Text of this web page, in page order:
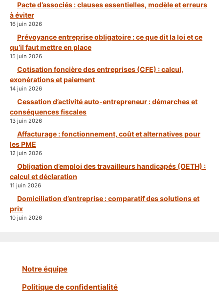
Pacte d’associés : clauses essentielles, modèle et erreurs
à éviter
16 juin 2026
Prévoyance entreprise obligatoire : ce que dit la loi et ce
qu’il faut mettre en place
15 juin 2026
Cotisation foncière des entreprises (CFE) : calcul,
exonérations et paiement
14 juin 2026
Cessation d’activité auto-entrepreneur : démarches et
conséquences fiscales
13 juin 2026
Affacturage : fonctionnement, coût et alternatives pour
les PME
12 juin 2026
Obligation d’emploi des travailleurs handicapés (OETH) :
calcul et déclaration
11 juin 2026
Domiciliation d’entreprise : comparatif des solutions et
prix
10 juin 2026
Notre équipe
Politique de confidentialité